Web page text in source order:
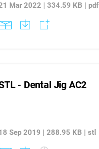
Mar 2022 | 334.59 KB | pdf
- Dental Jig AC2
Sep 2019 | 288.95 KB | stl